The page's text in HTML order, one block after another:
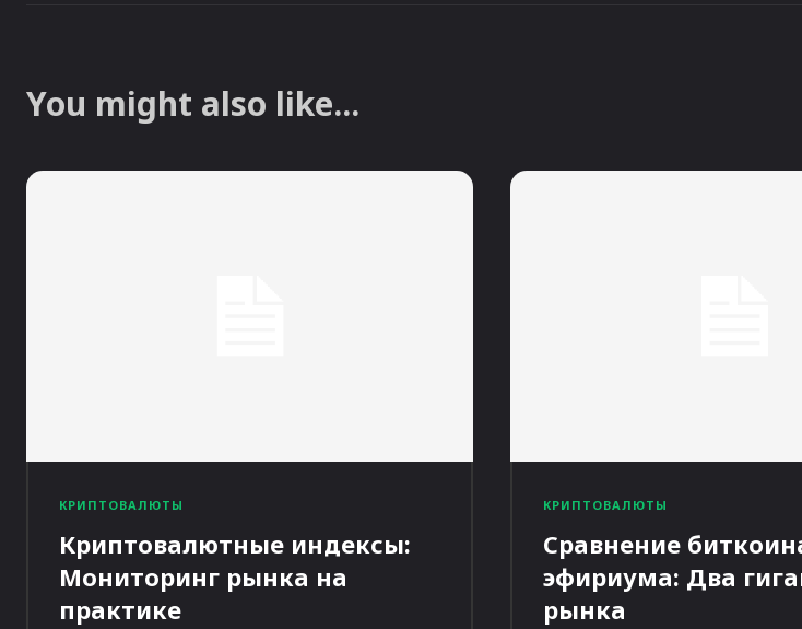
You might also like...
КРИПТОВАЛЮТЫ
Криптовалютные индексы:
Мониторинг рынка на
практике
КРИПТОВАЛЮТЫ
Сравнение
эфириума: Два
рынка